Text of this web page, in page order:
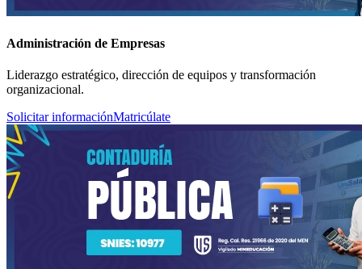
Administración de Empresas
Liderazgo estratégico, dirección de equipos y transformación
organizacional.
Solicitar informaciónMatricúlate